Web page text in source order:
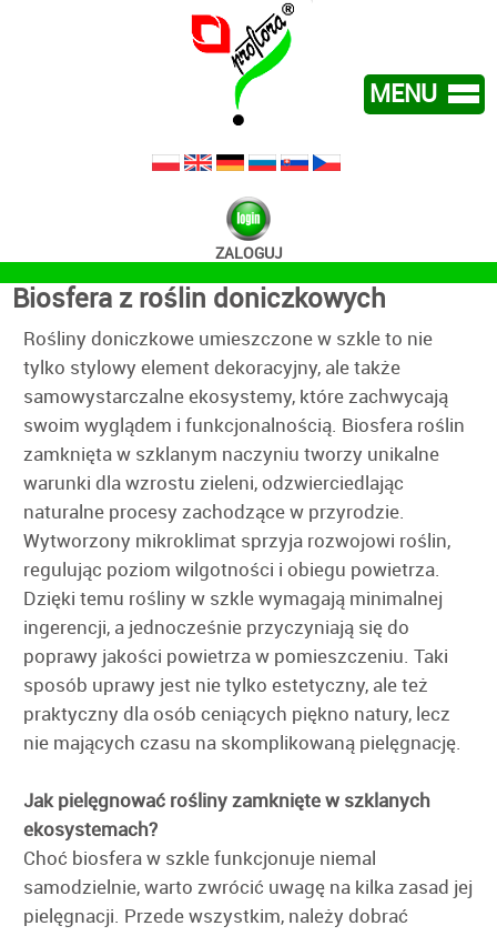
MENU
FIRMA
OFERTA
KONTAKT
NOWOŚCI
ZALOGUJ
Biosfera z roślin doniczkowych
Rośliny doniczkowe umieszczone w szkle to nie
tylko stylowy element dekoracyjny, ale także
samowystarczalne ekosystemy, które zachwycają
swoim wyglądem i funkcjonalnością. Biosfera roślin
zamknięta w szklanym naczyniu tworzy unikalne
warunki dla wzrostu zieleni, odzwierciedlając
naturalne procesy zachodzące w przyrodzie.
Wytworzony mikroklimat sprzyja rozwojowi roślin,
regulując poziom wilgotności i obiegu powietrza.
Dzięki temu rośliny w szkle wymagają minimalnej
ingerencji, a jednocześnie przyczyniają się do
poprawy jakości powietrza w pomieszczeniu. Taki
sposób uprawy jest nie tylko estetyczny, ale też
praktyczny dla osób ceniących piękno natury, lecz
nie mających czasu na skomplikowaną pielęgnację.
Jak pielęgnować rośliny zamknięte w szklanych
ekosystemach?
Choć biosfera w szkle funkcjonuje niemal
samodzielnie, warto zwrócić uwagę na kilka zasad jej
pielęgnacji. Przede wszystkim, należy dobrać